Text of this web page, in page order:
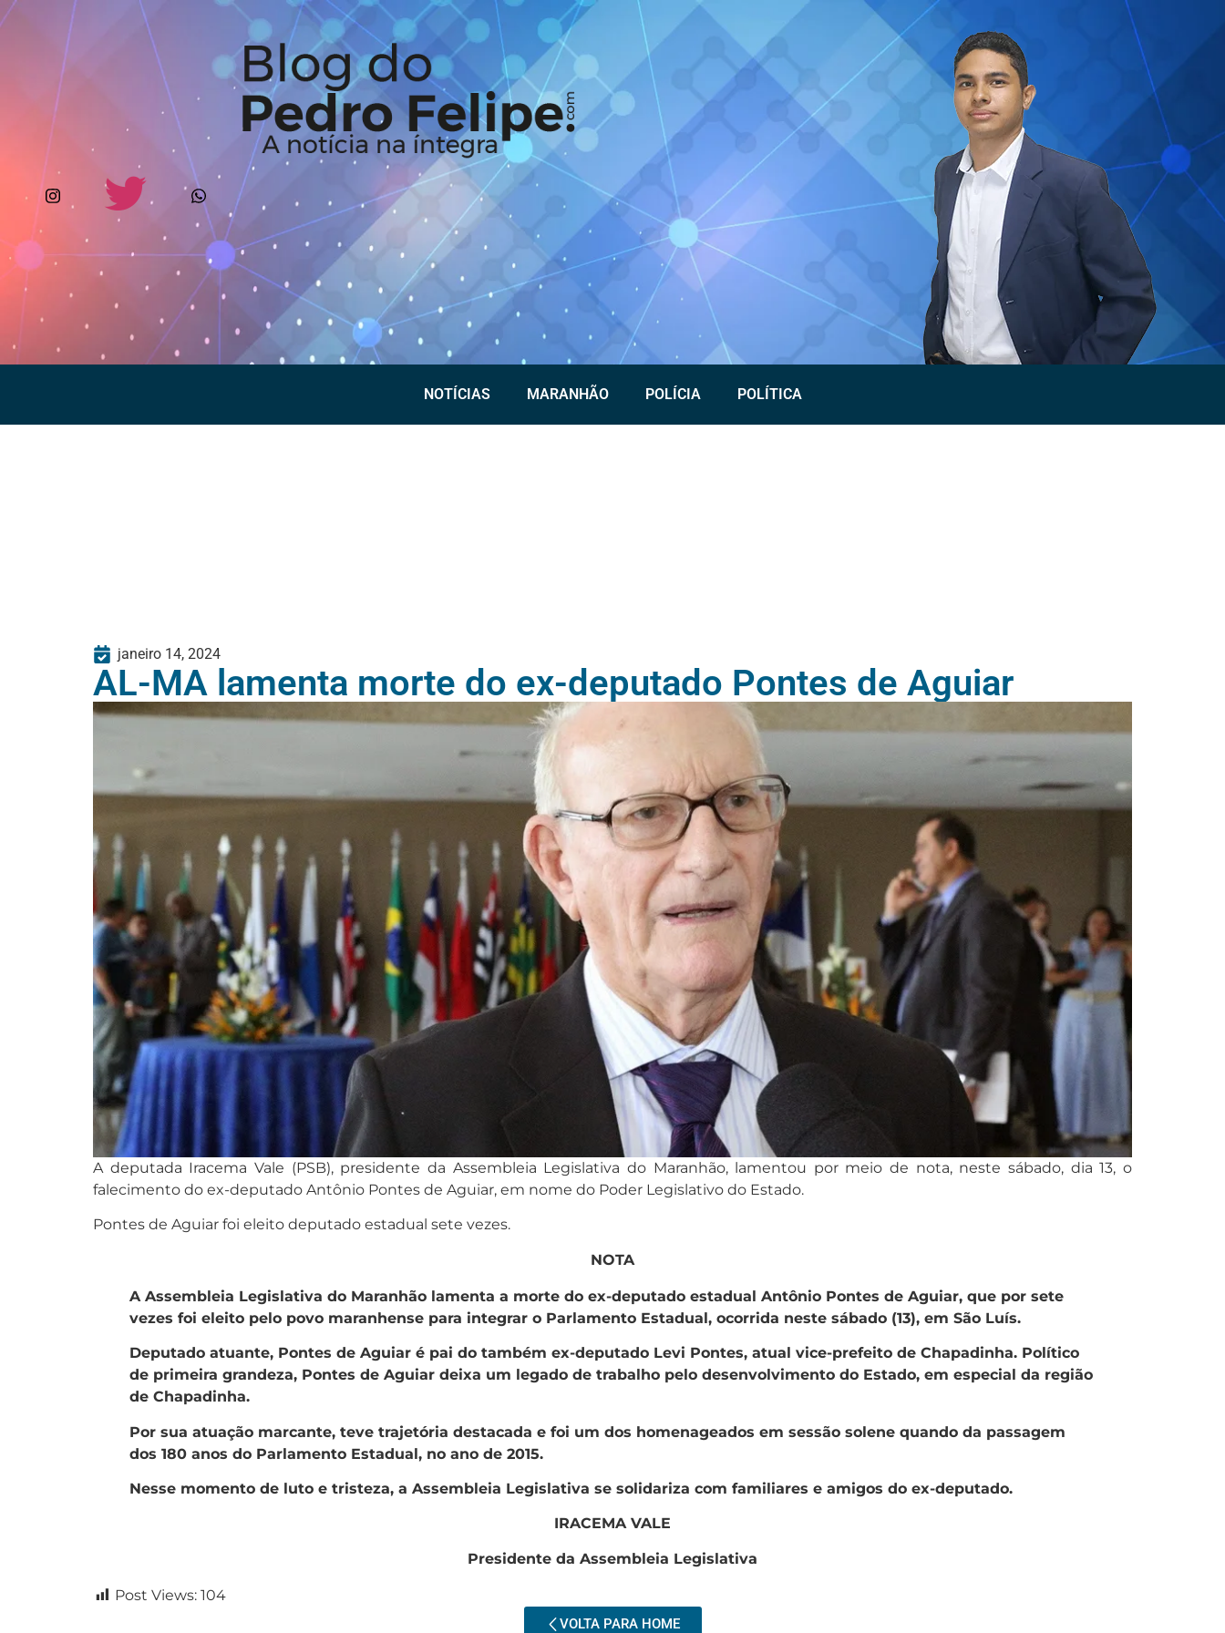
NOTÍCIAS MARANHÃO POLÍCIA POLÍTICA
janeiro 14, 2024
AL-MA lamenta morte do ex-deputado Pontes de Aguiar
A deputada Iracema Vale (PSB), presidente da Assembleia Legislativa do Maranhão, lamentou por meio de nota, neste sábado, dia 13, o
falecimento do ex-deputado Antônio Pontes de Aguiar, em nome do Poder Legislativo do Estado.
Pontes de Aguiar foi eleito deputado estadual sete vezes.
NOTA
A Assembleia Legislativa do Maranhão lamenta a morte do ex-deputado estadual Antônio Pontes de Aguiar, que por sete
vezes foi eleito pelo povo maranhense para integrar o Parlamento Estadual, ocorrida neste sábado (13), em São Luís.
Deputado atuante, Pontes de Aguiar é pai do também ex-deputado Levi Pontes, atual vice-prefeito de Chapadinha. Político
de primeira grandeza, Pontes de Aguiar deixa um legado de trabalho pelo desenvolvimento do Estado, em especial da região
de Chapadinha.
Por sua atuação marcante, teve trajetória destacada e foi um dos homenageados em sessão solene quando da passagem
dos 180 anos do Parlamento Estadual, no ano de 2015.
Nesse momento de luto e tristeza, a Assembleia Legislativa se solidariza com familiares e amigos do ex-deputado.
IRACEMA VALE
Presidente da Assembleia Legislativa
Post Views: 104
VOLTA PARA HOME